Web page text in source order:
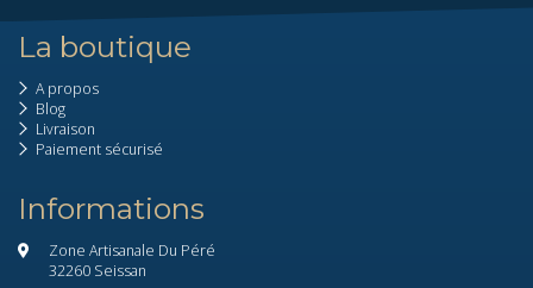
La boutique
A propos
Blog
Livraison
Paiement sécurisé
Informations
Zone Artisanale Du Péré
32260 Seissan